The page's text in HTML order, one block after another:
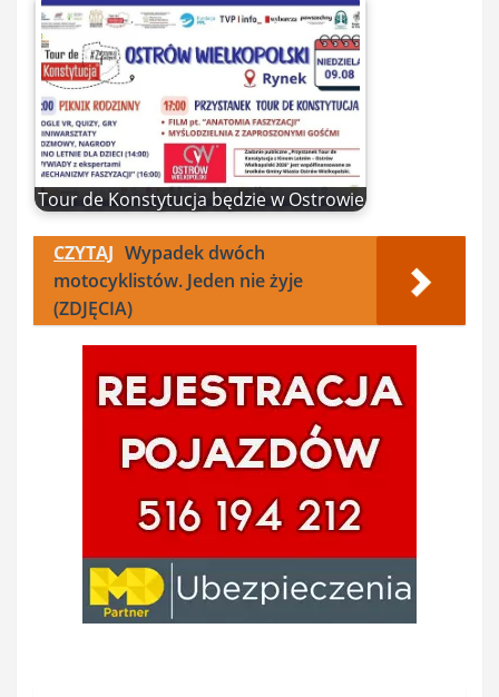
Tour de Konstytucja będzie w Ostrowie
CZYTAJ Wypadek dwóch
motocyklistów. Jeden nie żyje
(ZDJĘCIA)